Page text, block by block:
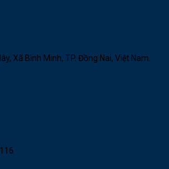
Xã Bình Minh, TP. Đồng Nai, Việt Nam.